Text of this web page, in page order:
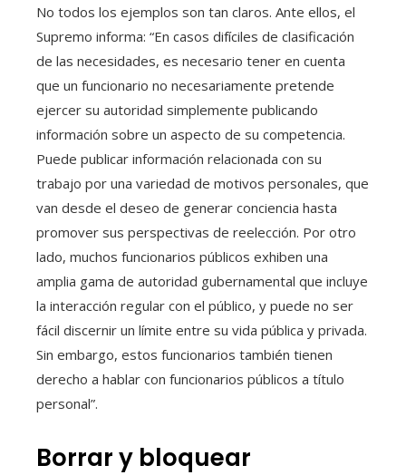
No todos los ejemplos son tan claros. Ante ellos, el
Supremo informa: “En casos difíciles de clasificación
de las necesidades, es necesario tener en cuenta
que un funcionario no necesariamente pretende
ejercer su autoridad simplemente publicando
información sobre un aspecto de su competencia.
Puede publicar información relacionada con su
trabajo por una variedad de motivos personales, que
van desde el deseo de generar conciencia hasta
promover sus perspectivas de reelección. Por otro
lado, muchos funcionarios públicos exhiben una
amplia gama de autoridad gubernamental que incluye
la interacción regular con el público, y puede no ser
fácil discernir un límite entre su vida pública y privada.
Sin embargo, estos funcionarios también tienen
derecho a hablar con funcionarios públicos a título
personal”.
Borrar y bloquear